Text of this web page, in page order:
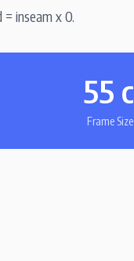
= inseam x 0.
55
Frame